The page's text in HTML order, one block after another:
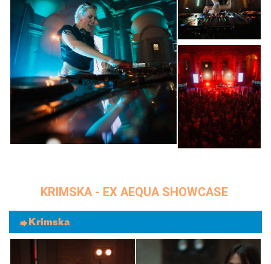
KRIMSKA - EX AEQUA SHOWCASE
Krimska